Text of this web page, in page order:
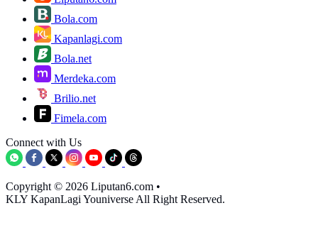
Bola.com
Kapanlagi.com
Bola.net
Merdeka.com
Brilio.net
Fimela.com
Connect with Us
Copyright © 2026 Liputan6.com •
KLY KapanLagi Youniverse All Right Reserved.